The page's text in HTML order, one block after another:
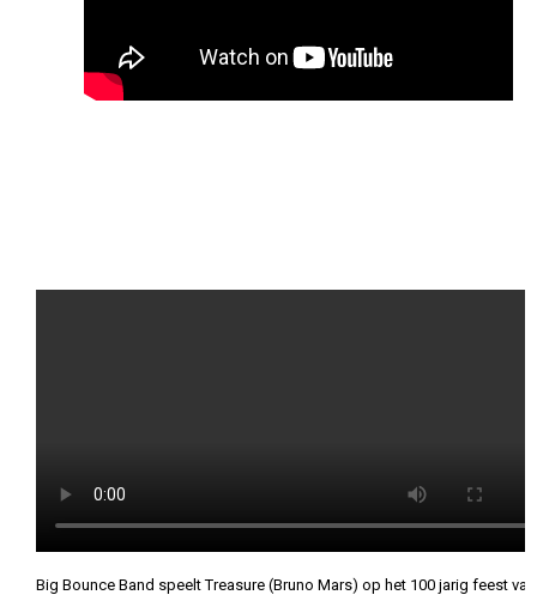
Big Bounce Band speelt Treasure (Bruno Mars) op het 100 jarig feest